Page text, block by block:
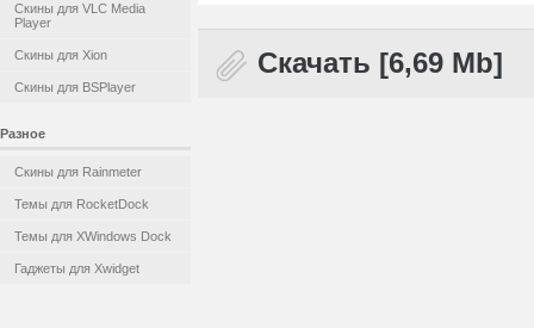
Скины для VLC Media
Player
Скины для Xion
Скины для BSPlayer
Разное
Скины для Rainmeter
Темы для RocketDock
Темы для XWindows Dock
Гаджеты для Xwidget
Скачать [6,69 Mb]